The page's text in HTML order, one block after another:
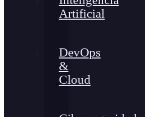
Artificial
DevOps
&
Cloud